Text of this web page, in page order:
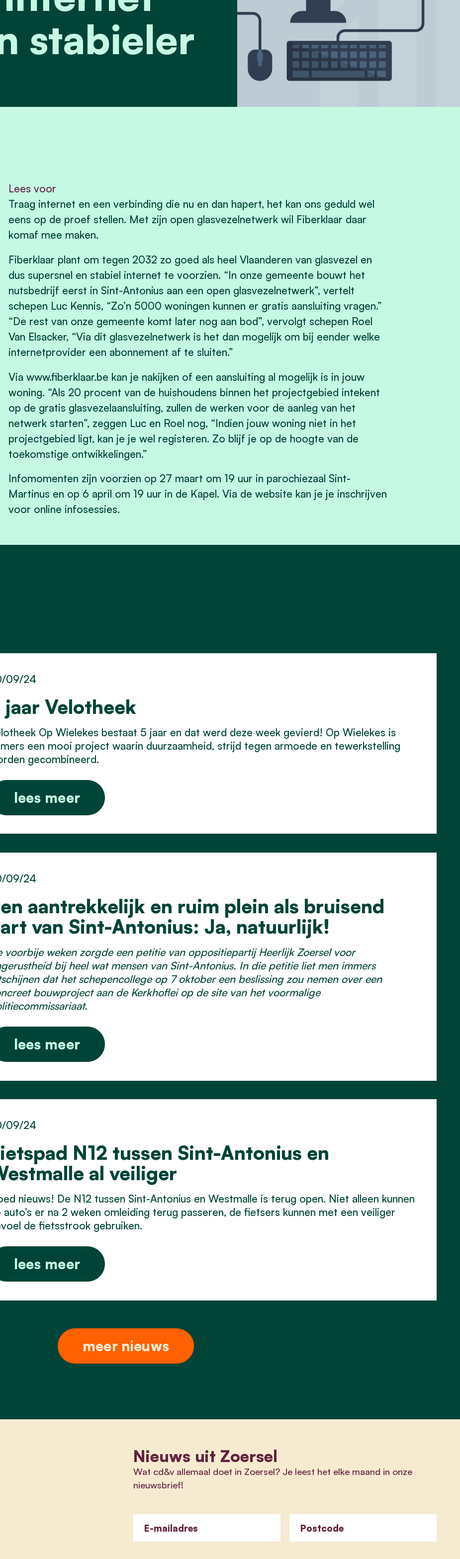
stabieler
Lees voor
Traag internet en een verbinding die nu en dan hapert, het kan ons geduld wel
eens op de proef stellen. Met zijn open glasvezelnetwerk wil Fiberklaar daar
komaf mee maken.
Fiberklaar plant om tegen 2032 zo goed als heel Vlaanderen van glasvezel en
dus supersnel en stabiel internet te voorzien. “In onze gemeente bouwt het
nutsbedrijf eerst in Sint-Antonius aan een open glasvezelnetwerk”, vertelt
schepen Luc Kennis, “Zo’n 5000 woningen kunnen er gratis aansluiting vragen.”
“De rest van onze gemeente komt later nog aan bod”, vervolgt schepen Roel
Van Elsacker, “Via dit glasvezelnetwerk is het dan mogelijk om bij eender welke
internetprovider een abonnement af te sluiten.”
Via www.fiberklaar.be kan je nakijken of een aansluiting al mogelijk is in jouw
woning. “Als 20 procent van de huishoudens binnen het projectgebied intekent
op de gratis glasvezelaansluiting, zullen de werken voor de aanleg van het
netwerk starten”, zeggen Luc en Roel nog, “Indien jouw woning niet in het
projectgebied ligt, kan je je wel registeren. Zo blijf je op de hoogte van de
toekomstige ontwikkelingen.”
Infomomenten zijn voorzien op 27 maart om 19 uur in parochiezaal Sint-
Martinus en op 6 april om 19 uur in de Kapel. Via de website kan je je inschrijven
voor online infosessies.
jaar Velotheek
09/24
Op Wielekes bestaat 5 jaar en dat werd deze week gevierd! Op Wielekes is
een mooi project waarin duurzaamheid, strijd tegen armoede en tewerkstelling
gecombineerd.
lees meer
aantrekkelijk en ruim plein als bruisend
van Sint-Antonius: Ja, natuurlijk!
09/24
voorbije weken zorgde een petitie van oppositiepartij Heerlijk Zoersel voor
bij heel wat mensen van Sint-Antonius. In die petitie liet men immers
dat het schepencollege op 7 oktober een beslissing zou nemen over een
bouwproject aan de Kerkhoflei op de site van het voormalige
lees meer
N12 tussen Sint-Antonius en
al veiliger
09/24
nieuws! De N12 tussen Sint-Antonius en Westmalle is terug open. Niet alleen kunnen
auto’s er na 2 weken omleiding terug passeren, de fietsers kunnen met een veiliger
de fietsstrook gebruiken.
lees meer
meer nieuws
Nieuws uit Zoersel
Wat cd&v allemaal doet in Zoersel? Je leest het elke maand in onze
nieuwsbrief!
E-mailadres Postcode